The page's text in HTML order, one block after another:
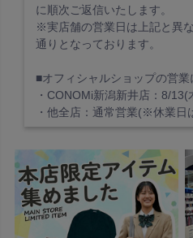
に順次ご返信いたします。
※実店舗の営業日は上記と異
通りとなっております。
■オフィシャルショップの営業
・CONOMi新潟新井店：8/
・他全店：通常営業(※休業日